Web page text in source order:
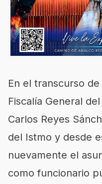
En el transcurso
Fiscalía General
Carlos Reyes
del Istmo y desde
nuevamente el
como funcionario